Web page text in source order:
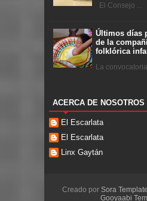
El Consejo ...
Últimos días
de la
folklórica
La convocatoria
ACERCA DE NOSOTROS
El Escarlata
El Escarlata
Linx Gaytán
Creado por Sora
Gooyaabi